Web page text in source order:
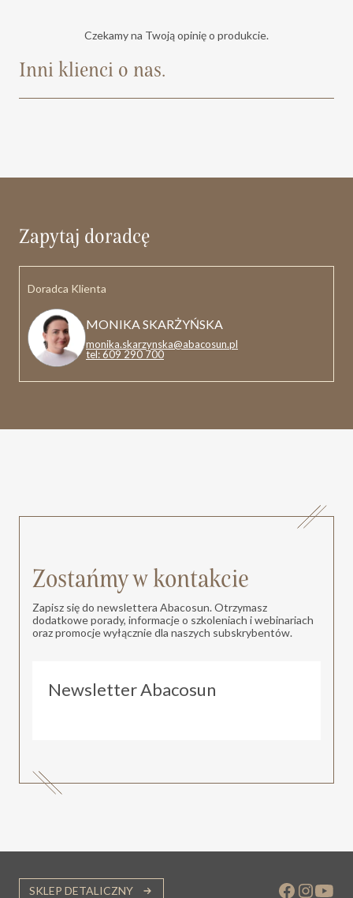
Czekamy na Twoją opinię o produkcie.
Inni klienci o nas.
Zapytaj doradcę
Doradca Klienta
MONIKA SKARŻYŃSKA
monika.skarzynska@abacosun.pl
tel: 609 290 700
Zostańmy w kontakcie
Zapisz się do newslettera Abacosun. Otrzymasz
dodatkowe porady, informacje o szkoleniach i webinariach
oraz promocje wyłącznie dla naszych subskrybentów.
Newsletter Abacosun
SKLEP DETALICZNY